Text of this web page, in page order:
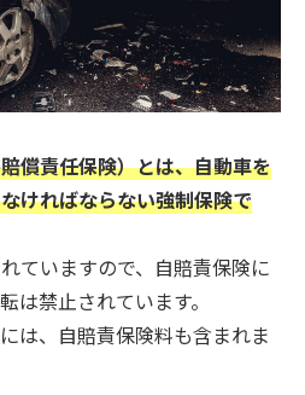
償責任保険）とは、自動車を
ければならない強制保険で
ていますので、自賠責保険に
は禁止されています。
は、自賠責保険料も含まれま